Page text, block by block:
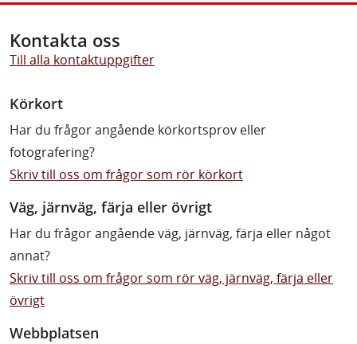
Kontakta oss
Till alla kontaktuppgifter
Körkort
Har du frågor angående körkortsprov eller
fotografering?
Skriv till oss om frågor som rör körkort
Väg, järnväg, färja eller övrigt
Har du frågor angående väg, järnväg, färja eller något
annat?
Skriv till oss om frågor som rör väg, järnväg, färja eller
övrigt
Webbplatsen